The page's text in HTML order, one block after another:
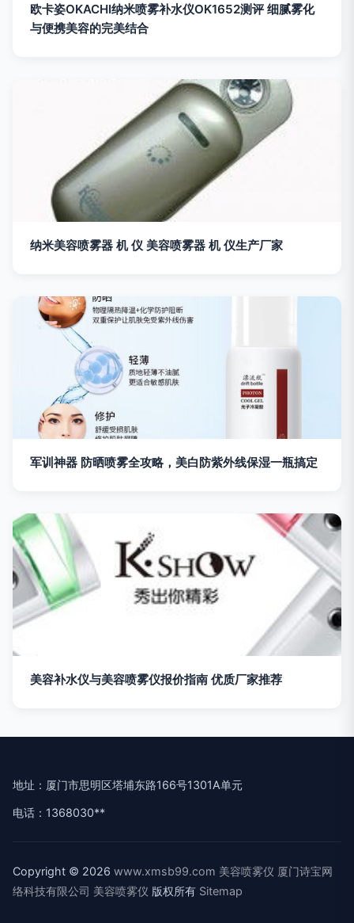
欧卡姿OKACHI纳米喷雾补水仪OK1652测评 细腻雾化
与便携美容的完美结合
纳米美容喷雾器 机 仪 美容喷雾器 机 仪生产厂家
军训神器 防晒喷雾全攻略，美白防紫外线保湿一瓶搞定
美容补水仪与美容喷雾仪报价指南 优质厂家推荐
地址：厦门市思明区塔埔东路166号1301A单元
电话：1368030**
Copyright © 2026 www.xmsb99.com 美容喷雾仪 厦门诗宝网
络科技有限公司 美容喷雾仪 版权所有 Sitemap